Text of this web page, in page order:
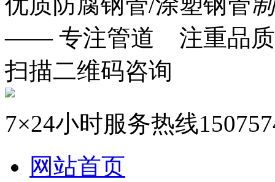
—— 专注管道 注重品
扫描二维码咨询
7×24小时服务热线
网站首页